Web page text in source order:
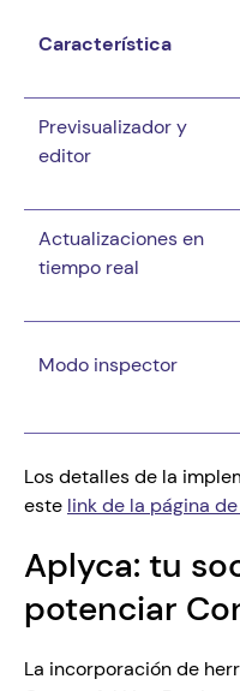
Característica
Previsualizador y
editor
Actualizaciones en
tiempo real
Modo inspector
Los detalles de la
este link de la página
Aplyca: tu
potenciar
La incorporación de